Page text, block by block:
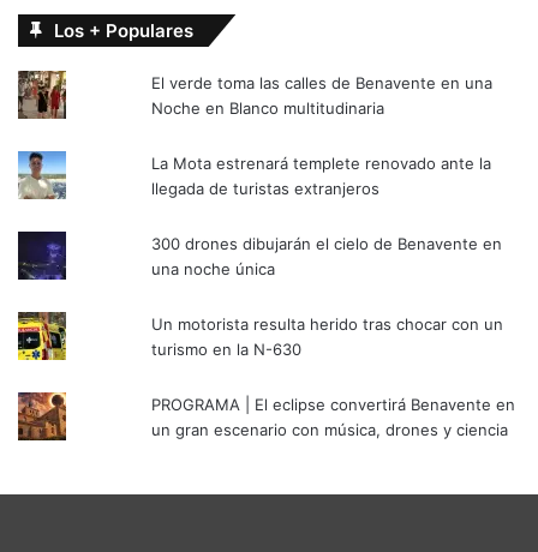
Los + Populares
El verde toma las calles de Benavente en una
Noche en Blanco multitudinaria
La Mota estrenará templete renovado ante la
llegada de turistas extranjeros
300 drones dibujarán el cielo de Benavente en
una noche única
Un motorista resulta herido tras chocar con un
turismo en la N-630
PROGRAMA | El eclipse convertirá Benavente en
un gran escenario con música, drones y ciencia